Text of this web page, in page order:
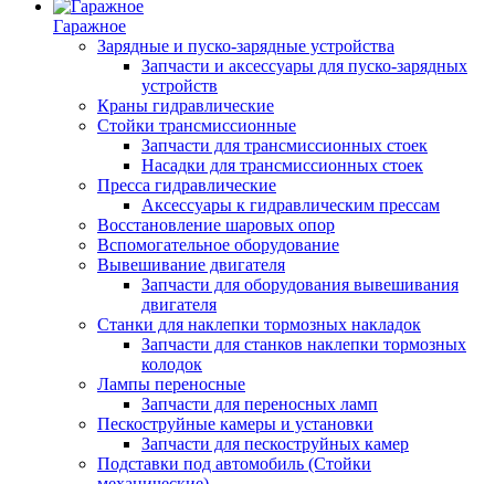
Гаражное
Зарядные и пуско-зарядные устройства
Запчасти и аксессуары для пуско-зарядных
устройств
Краны гидравлические
Стойки трансмиссионные
Запчасти для трансмиссионных стоек
Насадки для трансмиссионных стоек
Пресса гидравлические
Аксессуары к гидравлическим прессам
Восстановление шаровых опор
Вспомогательное оборудование
Вывешивание двигателя
Запчасти для оборудования вывешивания
двигателя
Станки для наклепки тормозных накладок
Запчасти для станков наклепки тормозных
колодок
Лампы переносные
Запчасти для переносных ламп
Пескоструйные камеры и установки
Запчасти для пескоструйных камер
Подставки под автомобиль (Стойки